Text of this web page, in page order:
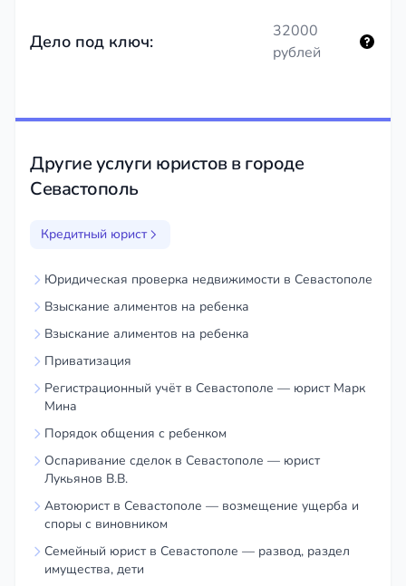
Дело под ключ:
32000
рублей
Другие услуги юристов в городе
Севастополь
Кредитный юрист
Юридическая проверка недвижимости в Севастополе
Взыскание алиментов на ребенка
Взыскание алиментов на ребенка
Приватизация
Регистрационный учёт в Севастополе — юрист Марк
Мина
Порядок общения с ребенком
Оспаривание сделок в Севастополе — юрист
Лукьянов В.В.
Автоюрист в Севастополе — возмещение ущерба и
споры с виновником
Семейный юрист в Севастополе — развод, раздел
имущества, дети